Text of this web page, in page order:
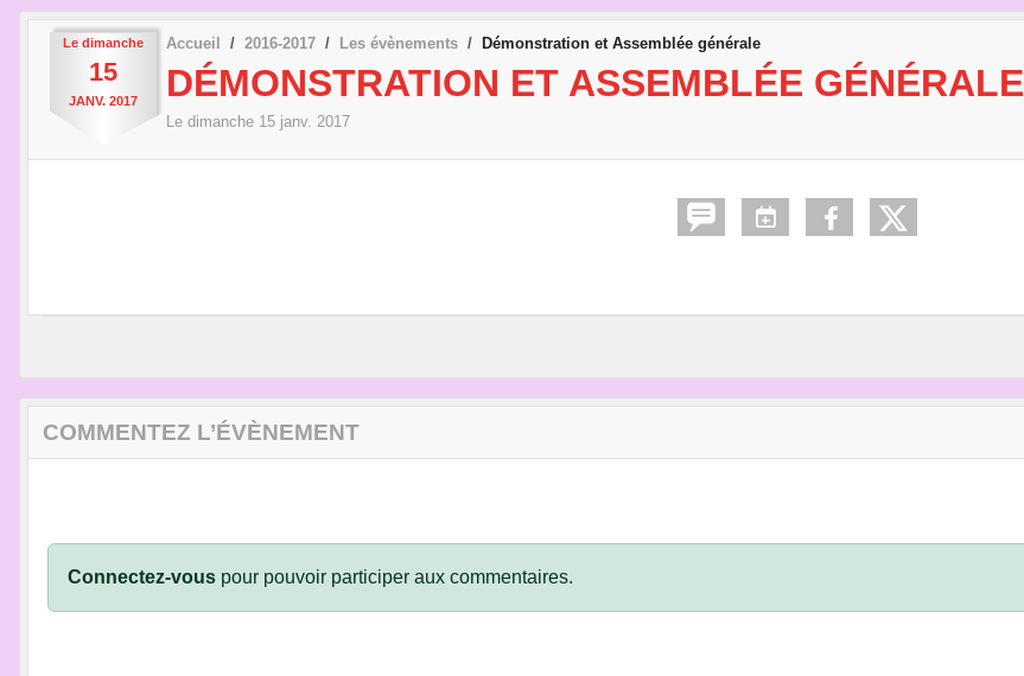
Le dimanche
15
JANV. 2017
Accueil 2016-2017 Les évènements Démonstration et Assemblée générale
DÉMONSTRATION ET ASSEMBLÉE GÉNÉRALE
Le dimanche 15 janv. 2017
COMMENTEZ L’ÉVÈNEMENT
Connectez-vous pour pouvoir participer aux commentaires.